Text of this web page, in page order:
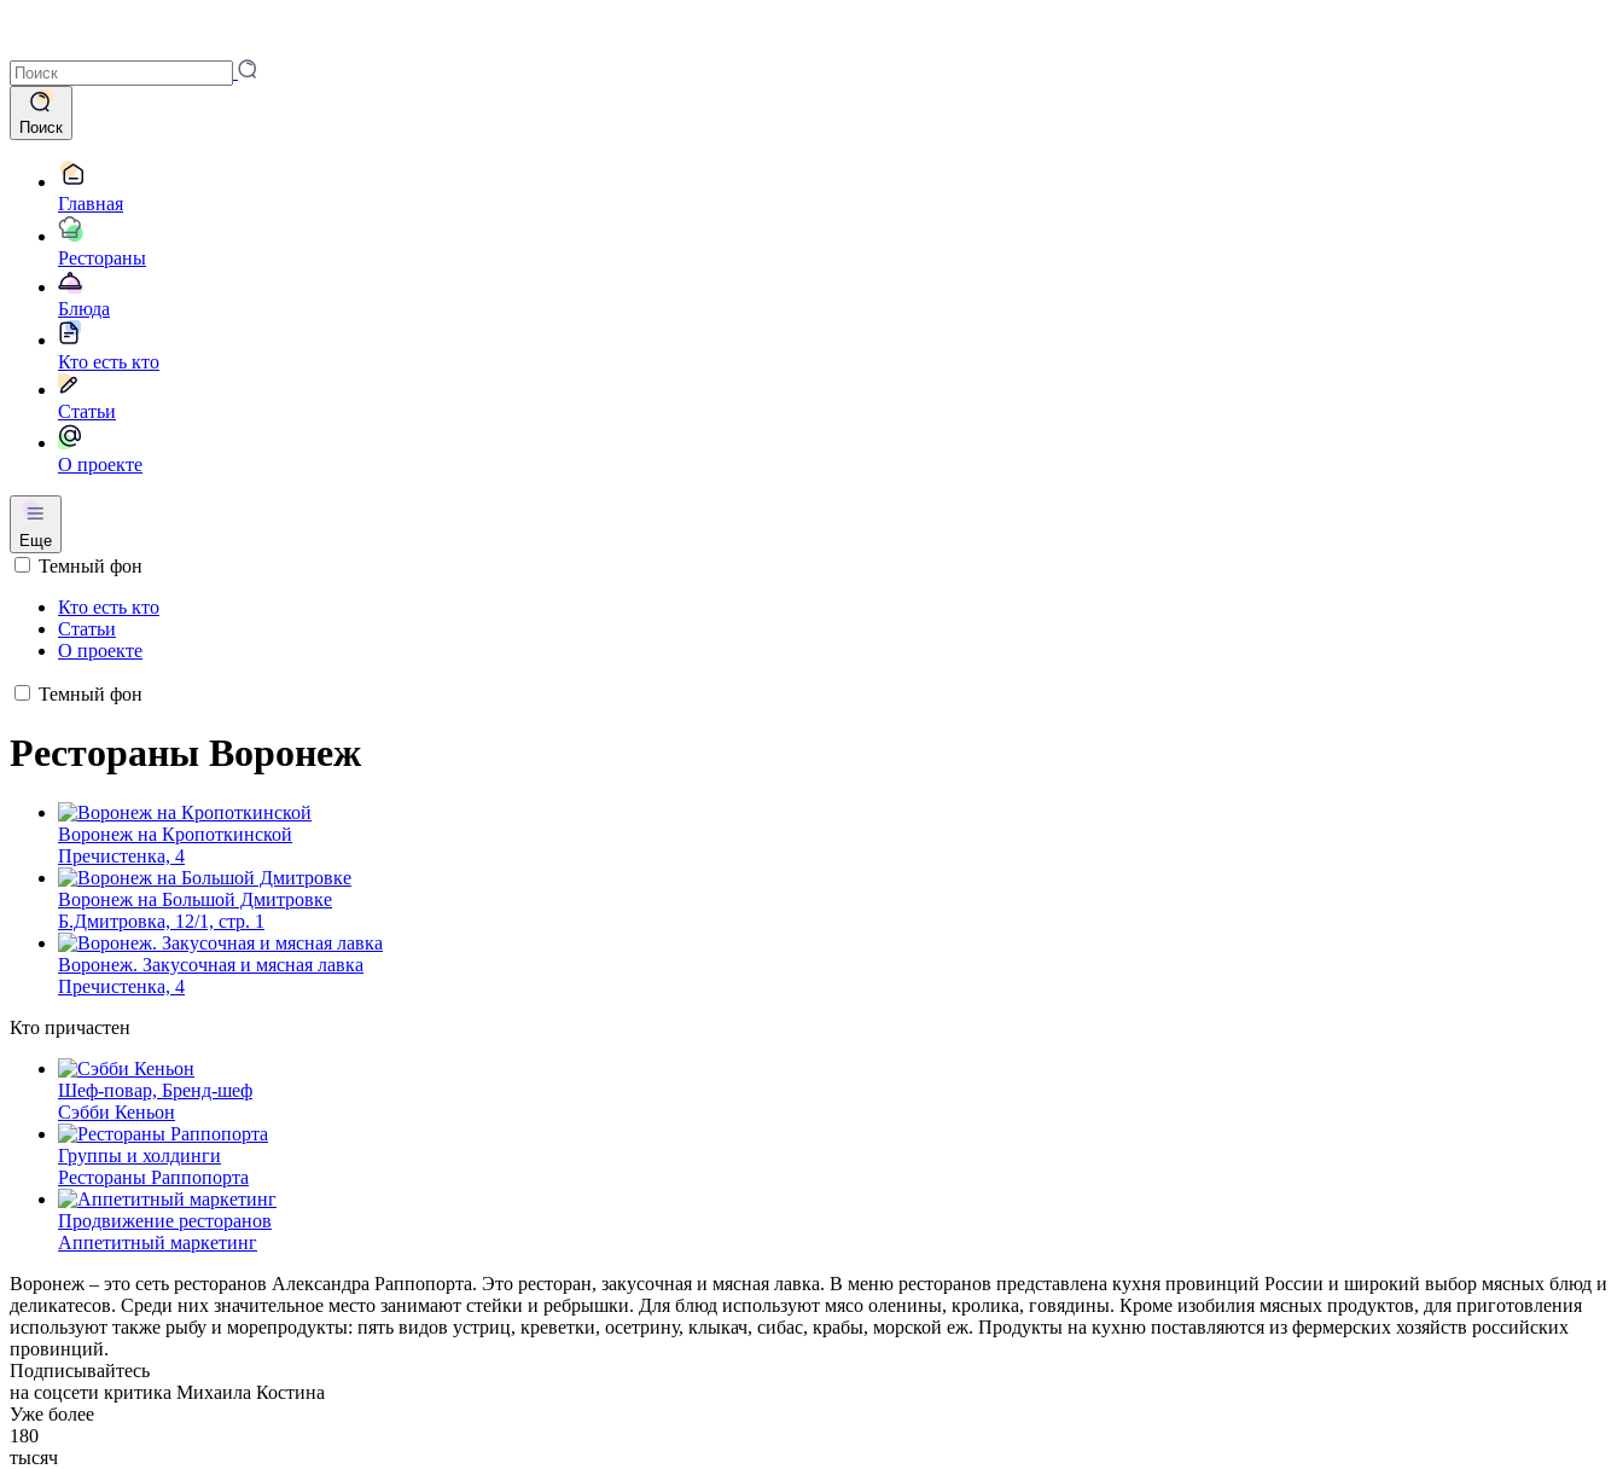
Поиск
Главная
Рестораны
Блюда
Кто есть кто
Статьи
О проекте
Еще
Темный фон
Кто есть кто
Статьи
О проекте
Темный фон
Рестораны Воронеж
Воронеж на Кропоткинской
Пречистенка, 4
Воронеж на Большой Дмитровке
Б.Дмитровка, 12/1, стр. 1
Воронеж. Закусочная и мясная лавка
Пречистенка, 4
Кто причастен
Шеф-повар, Бренд-шеф
Сэбби Кеньон
Группы и холдинги
Рестораны Раппопорта
Продвижение ресторанов
Аппетитный маркетинг
Воронеж – это сеть ресторанов Александра Раппопорта. Это ресторан, закусочная и мясная лавка. В меню ресторанов представлена кухня провинций России и широкий выбор мясных блюд и
деликатесов. Среди них значительное место занимают стейки и ребрышки. Для блюд используют мясо оленины, кролика, говядины. Кроме изобилия мясных продуктов, для приготовления
используют также рыбу и морепродукты: пять видов устриц, креветки, осетрину, клыкач, сибас, крабы, морской еж. Продукты на кухню поставляются из фермерских хозяйств российских
провинций.
Подписывайтесь
на соцсети критика Михаила Костина
Уже более
180
тысяч